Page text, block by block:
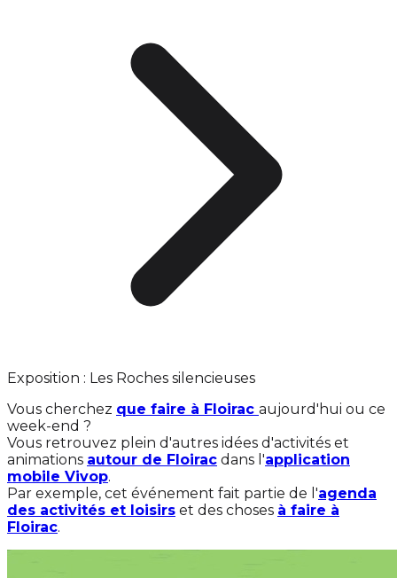
Exposition : Les Roches silencieuses
Vous cherchez que faire à Floirac aujourd'hui ou ce
week-end ?
Vous retrouvez plein d'autres idées d'activités et
animations autour de Floirac dans l'application
mobile Vivop.
Par exemple, cet événement fait partie de l'agenda
des activités et loisirs et des choses à faire à
Floirac.